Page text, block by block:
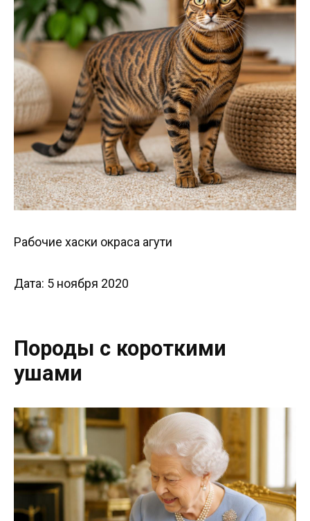
Рабочие хаски окраса агути
Дата: 5 ноября 2020
Породы с короткими
ушами